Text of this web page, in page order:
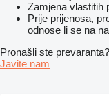
Zamjena vlastitih
Prije prijenosa,
odnose li se na
Pronašli ste prevaranta?
Javite nam